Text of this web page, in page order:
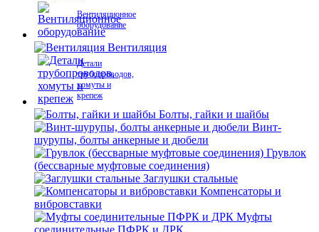
Вентиляционное
оборудование
Вентиляция
Детали
трубопроводов,
хомуты и
крепеж
Болты, гайки и шайбы
Винт-
шурупы, болты анкерные и дюбели
Грувлок
(бессварные муфтовые соединения)
Заглушки стальные
Компенсаторы и
вибровставки
Муфты
соединительные ПФРК и ДРК